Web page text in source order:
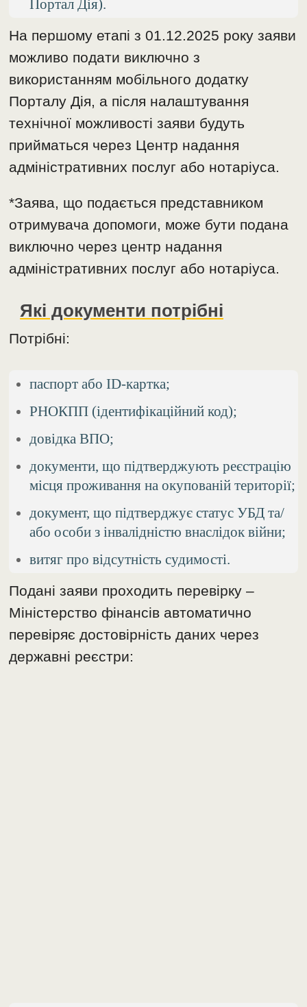
Портал Дія).
На першому етапі з 01.12.2025 року заяви
можливо подати виключно з
використанням мобільного додатку
Порталу Дія, а після налаштування
технічної можливості заяви будуть
прийматься через Центр надання
адміністративних послуг або нотаріуса.
*Заява, що подається представником
отримувача допомоги, може бути подана
виключно через центр надання
адміністративних послуг або нотаріуса.
Які документи потрібні
Потрібні:
паспорт або ID-картка;
РНОКПП (ідентифікаційний код);
довідка ВПО;
документи, що підтверджують реєстрацію
місця проживання на окупованій території;
документ, що підтверджує статус УБД та/
або особи з інвалідністю внаслідок війни;
витяг про відсутність судимості.
Подані заяви проходить перевірку –
Міністерство фінансів автоматично
перевіряє достовірність даних через
державні реєстри: